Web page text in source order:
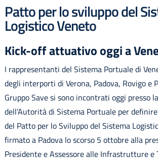
Patto per lo sviluppo del
Logistico Veneto
Kick-off attuativo oggi a
I rappresentanti del Sistema Portuale di
degli interporti di Verona, Padova, Rovigo e
Gruppo Save si sono incontrati oggi presso
dell’Autorità di Sistema Portuale per
del Patto per lo Sviluppo del Sistema
firmato a Padova lo scorso 5 ottobre alla
Presidente e Assessore alle Infrastrutture e